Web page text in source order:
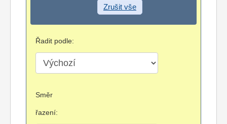
Zrušit vše
Řadit podle:
Směr
řazení: